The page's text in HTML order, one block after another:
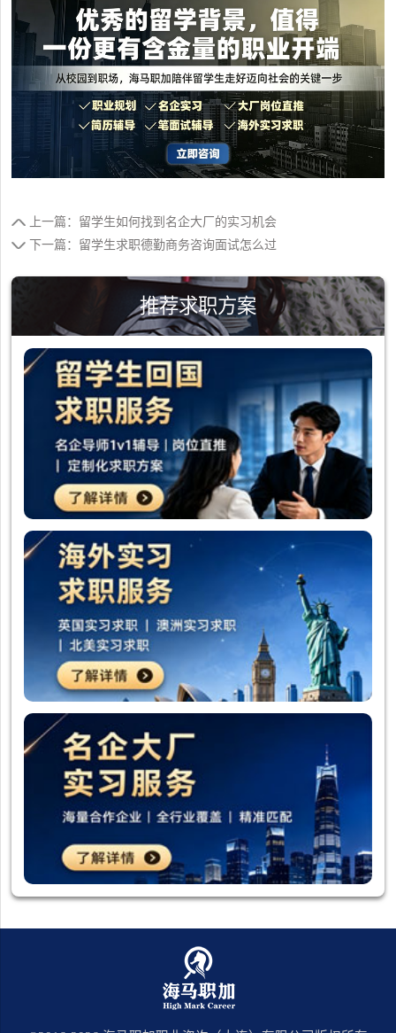
上一篇：留学生如何找到名企大厂的实习机会
下一篇：留学生求职德勤商务咨询面试怎么过
推荐求职方案